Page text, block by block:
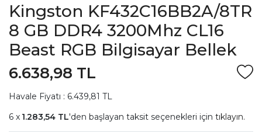
Kingston KF432C16BB2A/8TR
8 GB DDR4 3200Mhz CL16
Beast RGB Bilgisayar Bellek
6.638,98 TL
Havale Fiyatı : 6.439,81 TL
1.283,54 TL'den başlayan taksit seçenekleri için tıklayın.